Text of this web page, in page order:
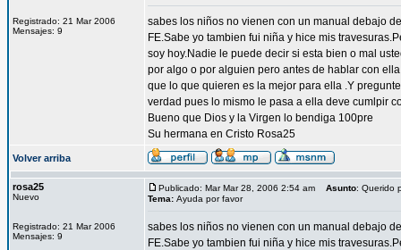
Registrado: 21 Mar 2006
Mensajes: 9
sabes los niños no vienen con un manual debajo
FE.Sabe yo tambien fui niña y hice mis
soy hoy.Nadie le puede decir si esta bien o mal
por algo o por alguien pero antes de hablar con
que lo que quieren es la mejor para ella .Y
verdad pues lo mismo le pasa a ella deve cumlpir
Bueno que Dios y la Virgen lo bendiga 100pre
Su hermana en Cristo Rosa25
Volver arriba
rosa25
Nuevo
Registrado: 21 Mar 2006
Mensajes: 9
Publicado: Mar Mar 28, 2006 2:54 am Asunto: Querido
Tema: Ayuda por favor
sabes los niños no vienen con un manual debajo
FE.Sabe yo tambien fui niña y hice mis